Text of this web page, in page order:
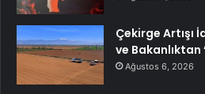
Çekirge Artışı
ve Bakanlıktan
Ağustos 6, 2026